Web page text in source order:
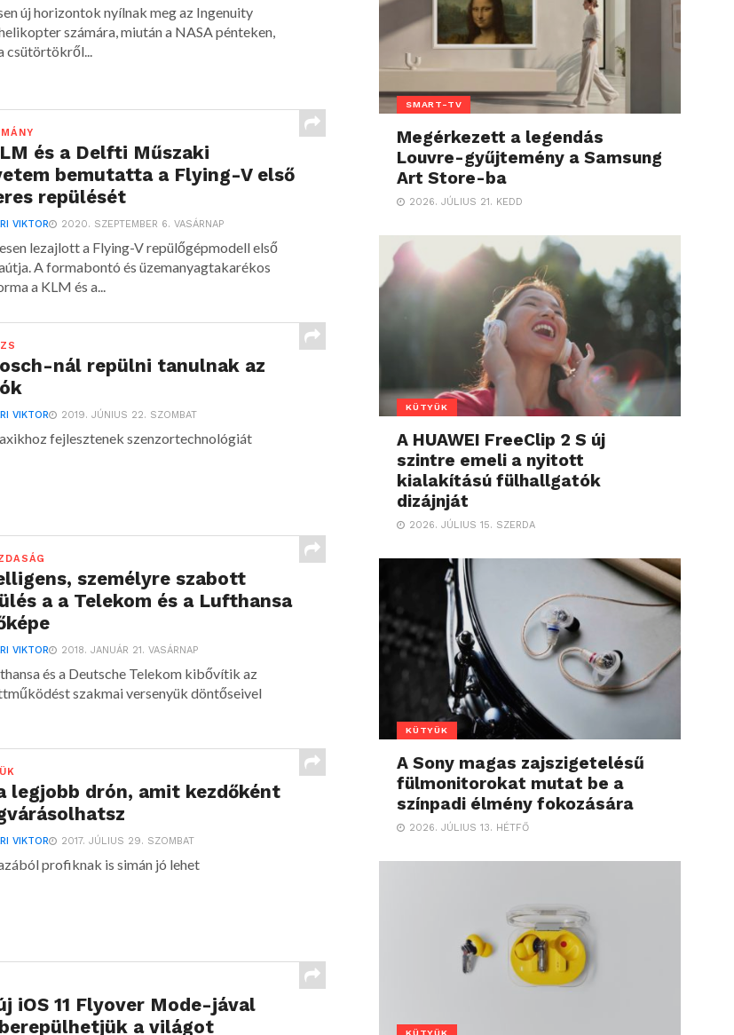
új horizontok nyílnak meg az Ingenuity
számára, miután a NASA pénteken,
csütörtökről...
és a Delfti Műszaki
bemutatta a Flying-V első
repülését
VIKTOR 2020. SZEPTEMBER 6. VASÁRNAP
lezajlott a Flying-V repülőgépmodell első
A formabontó és üzemanyagtakarékos
a KLM és a...
nál repülni tanulnak az
VIKTOR 2019. JÚNIUS 22. SZOMBAT
fejlesztenek szenzortechnológiát
személyre szabott
a a Telekom és a Lufthansa
VIKTOR 2018. JANUÁR 21. VASÁRNAP
és a Deutsche Telekom kibővítik az
szakmai versenyük döntőseivel
legjobb drón, amit kezdőként
VIKTOR 2017. JÚLIUS 29. SZOMBAT
profiknak is simán jó lehet
iOS 11 Flyover Mode-jával
a világot
SMART-TV
Megérkezett a legendás
Louvre-gyűjtemény a Samsung
Art Store-ba
2026. JÚLIUS 21. KEDD
KÜTYÜK
A HUAWEI FreeClip 2 S új
szintre emeli a nyitott
kialakítású fülhallgatók
dizájnját
2026. JÚLIUS 15. SZERDA
KÜTYÜK
A Sony magas zajszigetelésű
fülmonitorokat mutat be a
színpadi élmény fokozására
2026. JÚLIUS 13. HÉTFŐ